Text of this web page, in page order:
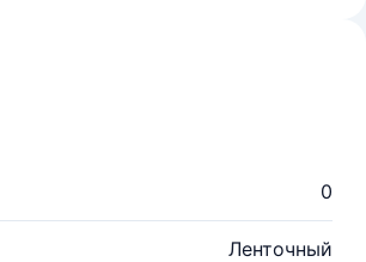
0
Ленточный